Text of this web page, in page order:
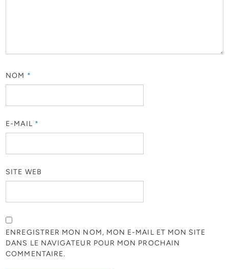
NOM *
E-MAIL *
SITE WEB
ENREGISTRER MON NOM, MON E-MAIL ET MON SITE
DANS LE NAVIGATEUR POUR MON PROCHAIN
COMMENTAIRE.